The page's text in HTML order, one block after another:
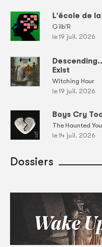
L'école de
Gilb'R
le 19 juil. 2026
Exist
Witching Hour
le 19 juil. 2026
Boys Cry
The Haunted
le 14 juil. 2026
Dossiers